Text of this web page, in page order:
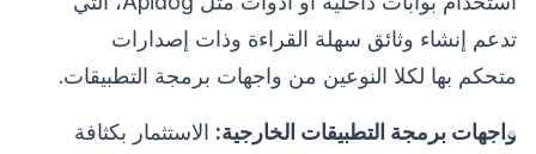
تدعم إنشاء وثائق سهلة القراءة وذات إصدارات
متحكم بها لكلا النوعين من واجهات برمجة التطبيقات.
واجهات برمجة التطبيقات الخارجية: الاستثمار بكثافة